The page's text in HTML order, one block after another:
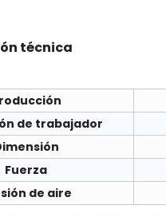
técnica
de trabajador
Fuerza
de aire